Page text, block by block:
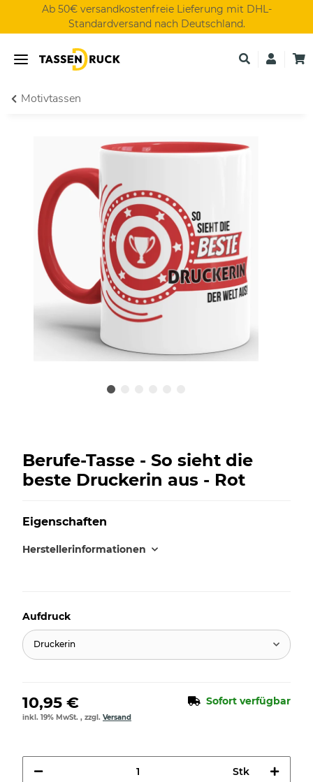
Ab 50€ versandkostenfreie Lieferung mit DHL-
Standardversand nach Deutschland.
Motivtassen
Berufe-Tasse - So sieht die
beste Druckerin aus - Rot
Eigenschaften
Herstellerinformationen
Aufdruck
Druckerin
10,95 € Sofort verfügbar
inkl. 19% MwSt. , zzgl. Versand
Stk